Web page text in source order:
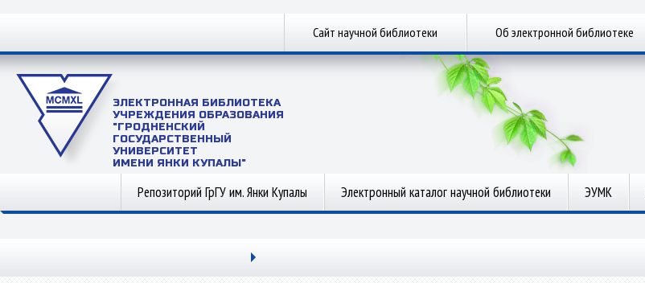
Сайт научной библиотеки Об электронной библиотеке
ЭЛЕКТРОННАЯ БИБЛИОТЕКА
УЧРЕЖДЕНИЯ ОБРАЗОВАНИЯ
"ГРОДНЕНСКИЙ
ГОСУДАРСТВЕННЫЙ
УНИВЕРСИТЕТ
ИМЕНИ ЯНКИ КУПАЛЫ"
Репозиторий ГрГУ им. Янки Купалы Электронный каталог научной библиотеки ЭУМК